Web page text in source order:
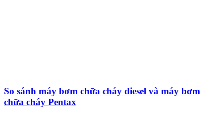
So sánh máy bơm chữa cháy diesel và máy bơm
chữa cháy Pentax